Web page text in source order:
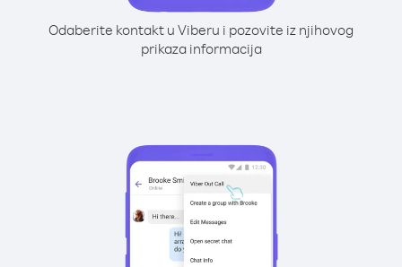
Odaberite kontakt u Viberu i pozovite iz njihovog
prikaza informacija